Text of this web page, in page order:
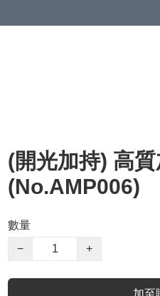
(開光加持) 高
(No.AMP006)
數量
−
+
加至